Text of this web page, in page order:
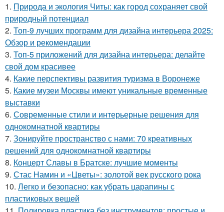
1. Природа и экология Читы: как город сохраняет свой
природный потенциал
2. Топ-9 лучших программ для дизайна интерьера 2025:
Обзор и рекомендации
3. Топ-5 приложений для дизайна интерьера: делайте
свой дом красивее
4. Какие перспективы развития туризма в Воронеже
5. Какие музеи Москвы имеют уникальные временные
выставки
6. Современные стили и интерьерные решения для
однокомнатной квартиры
7. Зонируйте пространство с нами: 70 креативных
решений для однокомнатной квартиры
8. Концерт Славы в Братске: лучшие моменты
9. Стас Намин и «Цветы»: золотой век русского рока
10. Легко и безопасно: как убрать царапины с
пластиковых вещей